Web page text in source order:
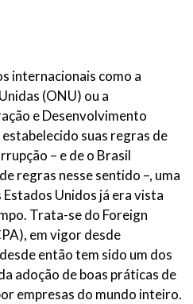
internacionais como a
(ONU) ou a
e Desenvolvimento
suas regras de
– e de o Brasil
regras nesse sentido –, uma
Unidos já era vista
Trata-se do Foreign
em vigor desde
então tem sido um dos
adoção de boas práticas de
empresas do mundo inteiro.